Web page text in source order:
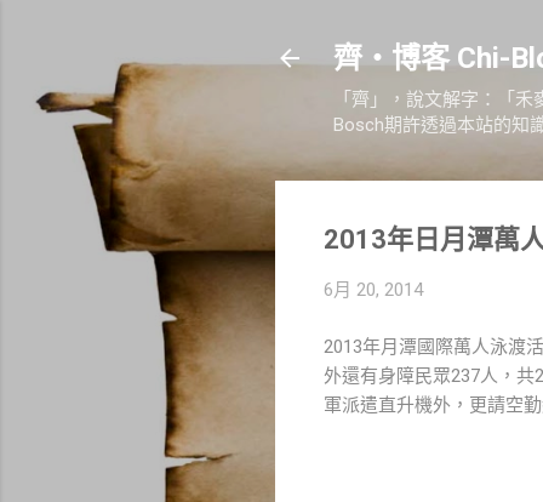
齊‧博客 Chi-
「齊」，說文解字：「
Bosch期許透過本站的知
2013年日月潭萬
6月 20, 2014
2013年月潭國際萬人泳渡
外還有身障民眾237人，
軍派遣直升機外，更請空